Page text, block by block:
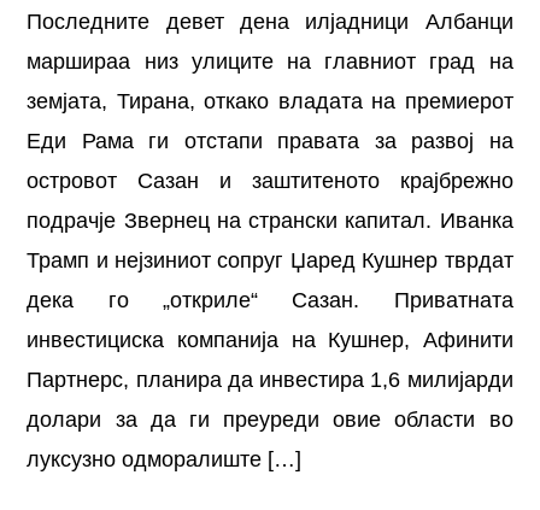
Последните девет дена илјадници Албанци
маршираа низ улиците на главниот град на
земјата, Тирана, откако владата на премиерот
Еди Рама ги отстапи правата за развој на
островот Сазан и заштитеното крајбрежно
подрачје Звернец на странски капитал. Иванка
Трамп и нејзиниот сопруг Џаред Кушнер тврдат
дека го „откриле“ Сазан. Приватната
инвестициска компанија на Кушнер, Афинити
Партнерс, планира да инвестира 1,6 милијарди
долари за да ги преуреди овие области во
луксузно одморалиште […]